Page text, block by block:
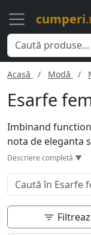
cumperi
Acasă Modă
Esarfe
Imbinand
nota de eleganta
purtate in jurul
geanta, oferind
culori, modele si
diverse outfituri,
langa rolul
frigului, facandu-
Descriere completă ▼